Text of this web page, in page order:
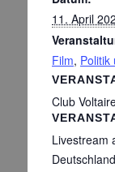
11. April
Film, Politik
Livestream
Deutschland
Club